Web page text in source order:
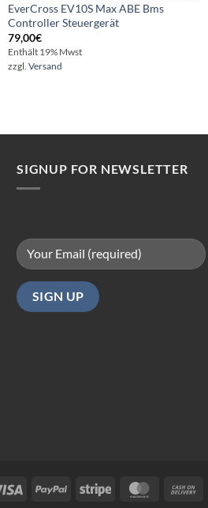
EverCross EV10S Max ABE Bms
Controller Steuergerät
79,00€
Enthält 19% Mwst
zzgl. Versand
SIGNUP FOR NEWSLETTER
Visa PayPal Stripe MasterCard